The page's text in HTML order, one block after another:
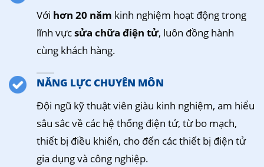
Với hơn 20 năm kinh nghiệm hoạt động trong
lĩnh vựcsửa chữa điện tử, luôn đồng hành
cùng khách hàng.
NĂNG LỰC CHUYÊN MÔN
Đội ngũ kỹ thuật viên giàu kinh nghiệm, am hiểu
sâu sắc về các hệ thống điện tử, từ bo mạch,
thiết bị điều khiển, cho đến các thiết bị điện tử
gia dụng và công nghiệp.